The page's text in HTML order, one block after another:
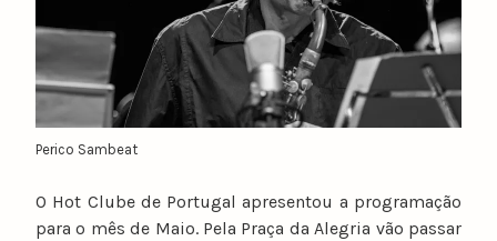
Perico Sambeat
O Hot Clube de Portugal apresentou a programação
para o mês de Maio. Pela Praça da Alegria vão passar